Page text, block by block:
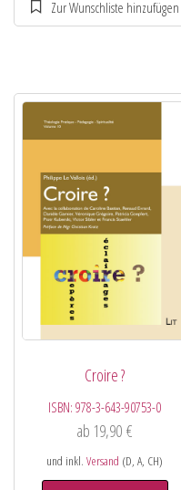
Croire ?
ISBN:978-3-643-90753-0
ab 19,90€
und inkl.Versand (D, A, CH)